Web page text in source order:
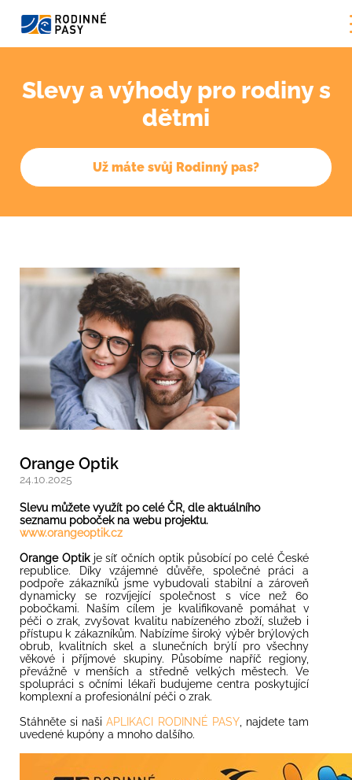
Slevy a výhody pro rodiny s
dětmi
Už máte svůj Rodinný pas?
Orange Optik
24.10.2025
Slevu můžete využít po celé ČR, dle aktuálního
seznamu poboček na webu projektu.
www.orangeoptik.cz
Orange Optikje síť očních optik působící po celé České
republice. Díky vzájemné důvěře, společné práci a
podpoře zákazníků jsme vybudovali stabilní a zároveň
dynamicky se rozvíjející společnost s více než 60
pobočkami. Naším cílem je kvalifikovaně pomáhat v
péči o zrak, zvyšovat kvalitu nabízeného zboží, služeb i
přístupu k zákazníkům. Nabízíme široký výběr brýlových
obrub, kvalitních skel a slunečních brýlí pro všechny
věkové i příjmové skupiny. Působíme napříč regiony,
převážně v menších a středně velkých městech. Ve
spolupráci s očními lékaři budujeme centra poskytující
komplexní a profesionální péči o zrak.
Stáhněte si naši APLIKACI RODINNÉ PASY, najdete tam
uvedené kupóny a mnoho dalšího.